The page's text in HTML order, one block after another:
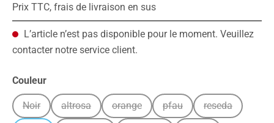
Prix TTC, frais de livraison en sus
L’article n’est pas disponible pour le moment. Veuillez
contacter notre service client.
Sélectionnez
Couleur
Noir(Cette option n'est pas disponible pour le moment.)
altrosa(Cette option n'est pas disponible pour le moment.)
orange(Cette option n'est pas disponible pour
pfau(Cette option n'est pas
reseda(Cette option